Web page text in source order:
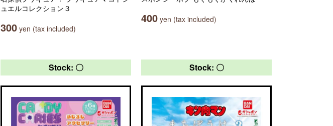
ュエルコレクション３
300 yen (tax included)
400 yen (tax included)
Stock: 〇 Stock: 〇